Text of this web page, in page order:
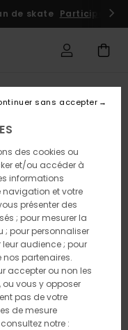
de skate Participez
des cookies ou
et/ou accéder à
informations
et votre
présenter des
; pour mesurer la
; pour personnaliser
audience ; pour
nos partenaires.
accepter ou non les
vous y opposer
pas de votre
de mesure
notre :
sans accepter